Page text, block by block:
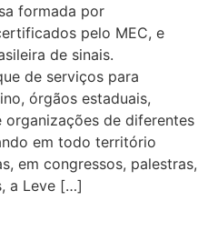
formada por
pelo MEC, e
de sinais.
de serviços para
órgãos estaduais,
organizações de diferentes
em todo território
em congressos, palestras,
a Leve […]